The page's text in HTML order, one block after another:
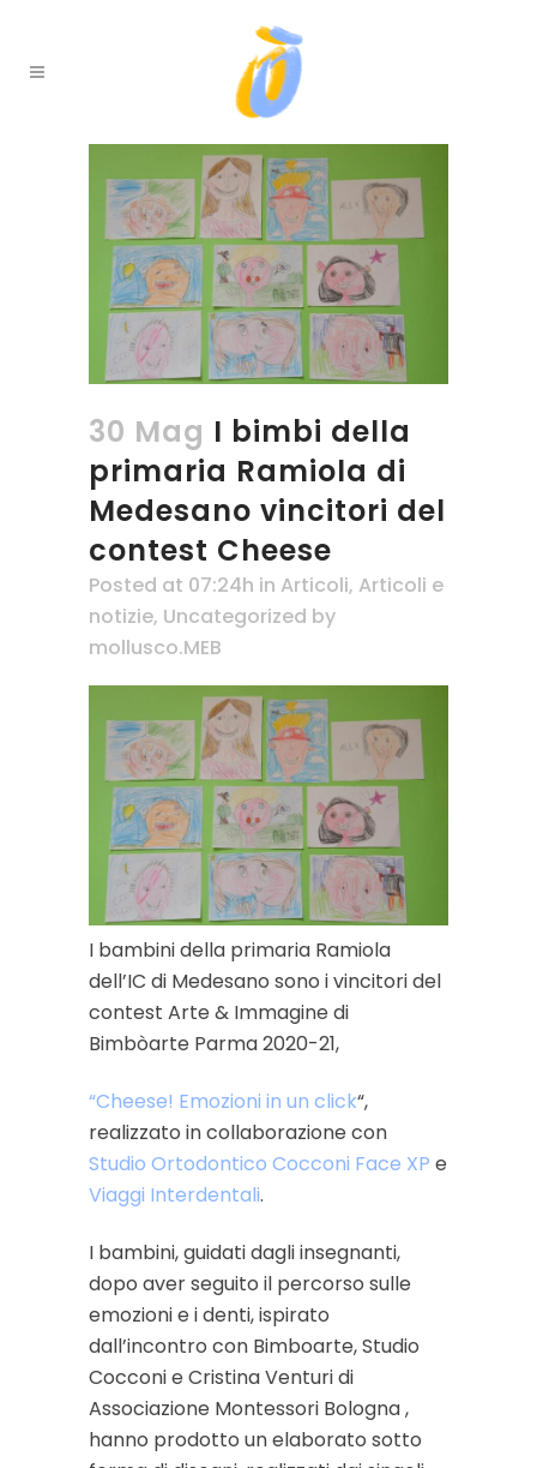
30 Mag I bimbi della
primaria Ramiola di
Medesano vincitori del
contest Cheese
Posted at 07:24h in Articoli, Articoli e
notizie, Uncategorized by
mollusco.MEB
I bambini della primaria Ramiola
dell’IC di Medesano sono i vincitori del
contest Arte & Immagine di
Bimbòarte Parma 2020-21,
“Cheese! Emozioni in un click“,
realizzato in collaborazione con
Studio Ortodontico Cocconi Face XP e
Viaggi Interdentali.
I bambini, guidati dagli insegnanti,
dopo aver seguito il percorso sulle
emozioni e i denti, ispirato
dall’incontro con Bimboarte, Studio
Cocconi e Cristina Venturi di
Associazione Montessori Bologna ,
hanno prodotto un elaborato sotto